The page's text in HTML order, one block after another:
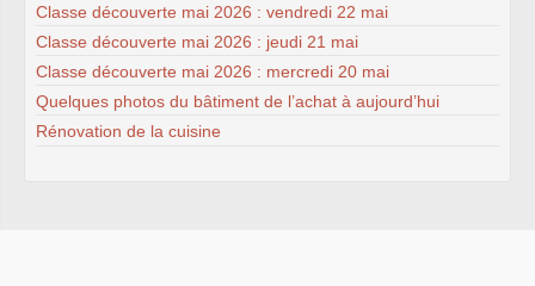
Classe découverte mai 2026 : vendredi 22 mai
Classe découverte mai 2026 : jeudi 21 mai
Classe découverte mai 2026 : mercredi 20 mai
Quelques photos du bâtiment de l’achat à aujourd’hui
Rénovation de la cuisine